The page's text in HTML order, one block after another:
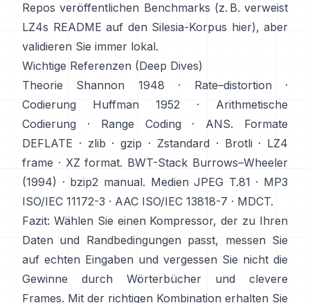
Repos veröffentlichen Benchmarks (z. B. verweist
LZ4s README auf den Silesia-Korpus hier), aber
validieren Sie immer lokal.
Wichtige Referenzen (Deep Dives)
Theorie
Shannon 1948 · Rate–distortion
·
Codierung
Huffman 1952 ·
Arithmetische
Codierung
· Range Coding · ANS. Formate
DEFLATE · zlib · gzip · Zstandard · Brotli · LZ4
frame · XZ format. BWT-Stack Burrows–Wheeler
(1994) · bzip2 manual. Medien JPEG T.81 · MP3
ISO/IEC 11172-3 · AAC ISO/IEC 13818-7 · MDCT.
Fazit: Wählen Sie einen Kompressor, der zu Ihren
Daten und Randbedingungen passt, messen Sie
auf echten Eingaben und vergessen Sie nicht die
Gewinne durch Wörterbücher und clevere
Frames. Mit der richtigen Kombination erhalten Sie